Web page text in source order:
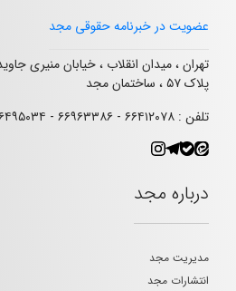
عضویت در خبرنامه حقوقی مجد
تهران ، میدان انقلاب ، خیابان منیری
پلاک ۵۷ ، ساختمان مجد
تلفن : ۶۶۴۱۲۰۷۸ - ۶۶۹۶۳۳۸۶ - ۰۲۱۶۶۴۹۵۰۳۴
درباره مجد
مدیریت مجد
انتشارات مجد